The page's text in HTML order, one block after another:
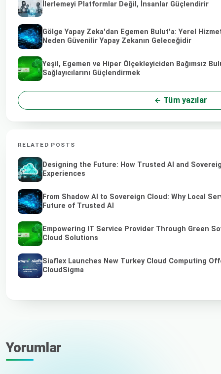
İlerlemeyi Platformlar Değil, İnsanlar Güçlendirir
Gölge Yapay Zeka'dan Egemen Bulut'a: Yerel
Neden Güvenilir Yapay Zekanın Geleceğidir
Yeşil, Egemen ve Hiper Ölçekleyiciden Bağımsız
Sağlayıcılarını Güçlendirmek
Tüm yazılar
RELATED POSTS
Designing the Future: How Trusted AI and
Experiences
From Shadow AI to Sovereign Cloud: Why Local
Future of Trusted AI
Empowering IT Service Provider Through Green
Cloud Solutions
Siaflex Launches New Turkey Cloud Computing
CloudSigma
Yorumlar